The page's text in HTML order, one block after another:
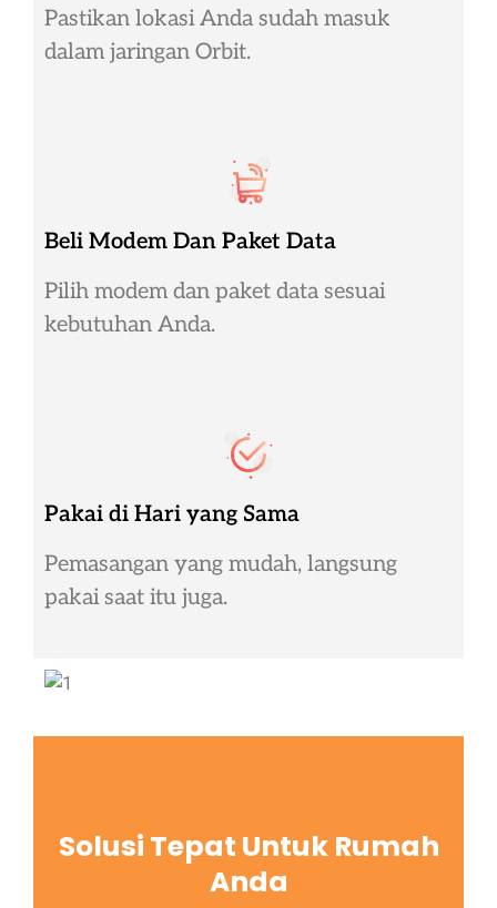
Pastikan lokasi Anda sudah masuk
dalam jaringan Orbit.
Beli Modem Dan Paket Data
Pilih modem dan paket data sesuai
kebutuhan Anda.
Pakai di Hari yang Sama
Pemasangan yang mudah, langsung
pakai saat itu juga.
Solusi Tepat Untuk Rumah
Anda